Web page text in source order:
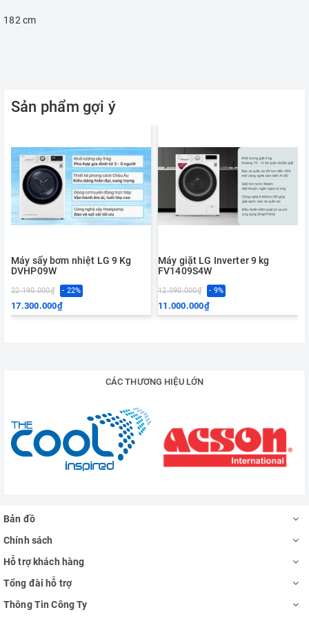
182 cm
Sản phẩm gợi ý
Máy sấy bơm nhiệt LG 9 Kg
DVHP09W
22.190.000₫ - 22%
17.300.000₫
Máy giặt LG Inverter 9 kg
FV1409S4W
12.090.000₫ - 9%
11.000.000₫
CÁC THƯƠNG HIỆU LỚN
Bản đồ
Chính sách
Hỗ trợ khách hàng
Tổng đài hỗ trợ
Thông Tin Công Ty